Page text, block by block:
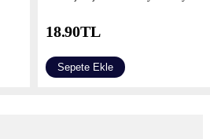
18.90TL
Sepete Ekle